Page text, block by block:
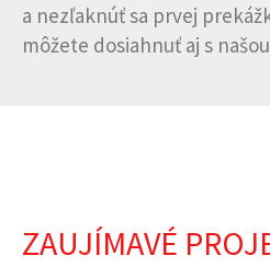
a nezľaknúť sa prvej
môžete dosiahnuť aj s
ZAUJÍMAVÉ